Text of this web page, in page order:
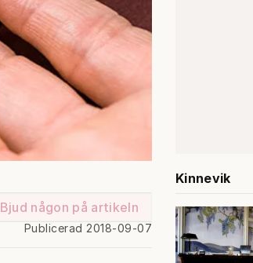
Bjud någon på artikeln
Publicerad 2018-09-07
Kinnevik